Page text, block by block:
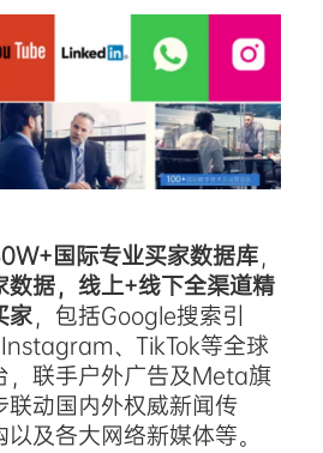
国际专业买家数据库，
数据，线上+线下全渠道精
家，包括Google搜索引
、TikTok等全球
，联手户外广告及Meta旗
联动国内外权威新闻传
及各大网络新媒体等。